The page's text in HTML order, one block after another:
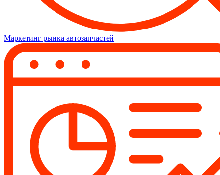
Маркетинг рынка автозапчастей